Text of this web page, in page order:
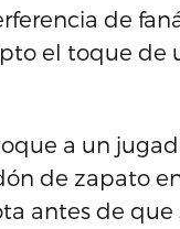
de
el toque
a un
de zapato
antes de